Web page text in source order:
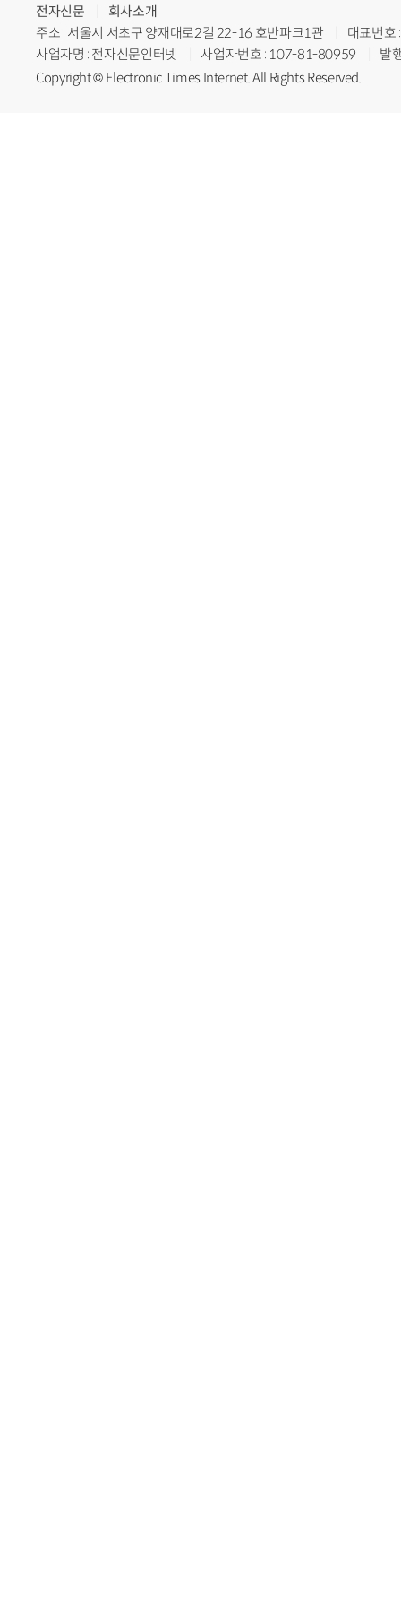
전자신문
회사소개
주소 : 서울시 서초구 양재대로2길 22-16 호반파크1관
대표번
사업자명 : 전자신문인터넷
사업자번호 : 107-81-80959
발
Copyright © Electronic Times Internet. All Rights Reserved.